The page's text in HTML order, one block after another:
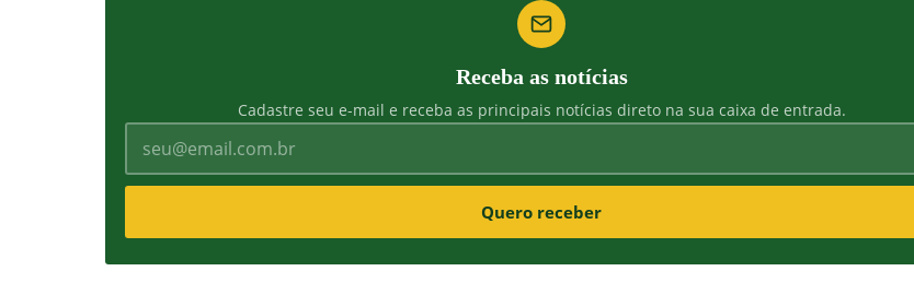
Receba as notícias
Cadastre seu e-mail e receba as principais notícias direto na sua caixa de entrada.
Quero receber